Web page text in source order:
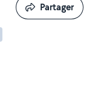
Partager
Partager